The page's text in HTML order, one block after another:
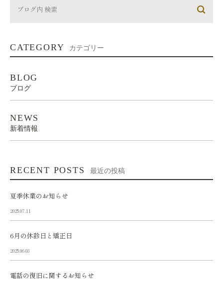
CATEGORY カテゴリー
BLOG
ブログ
NEWS
新着情報
RECENT POSTS 最近の投稿
夏季休業のお知らせ
2025.07.11
6月の休診日と矯正日
2025.06.03
電話の復旧に関するお知らせ